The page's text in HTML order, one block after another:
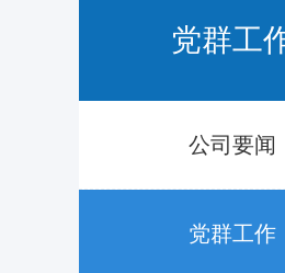
党群工
公司要闻
党群工作